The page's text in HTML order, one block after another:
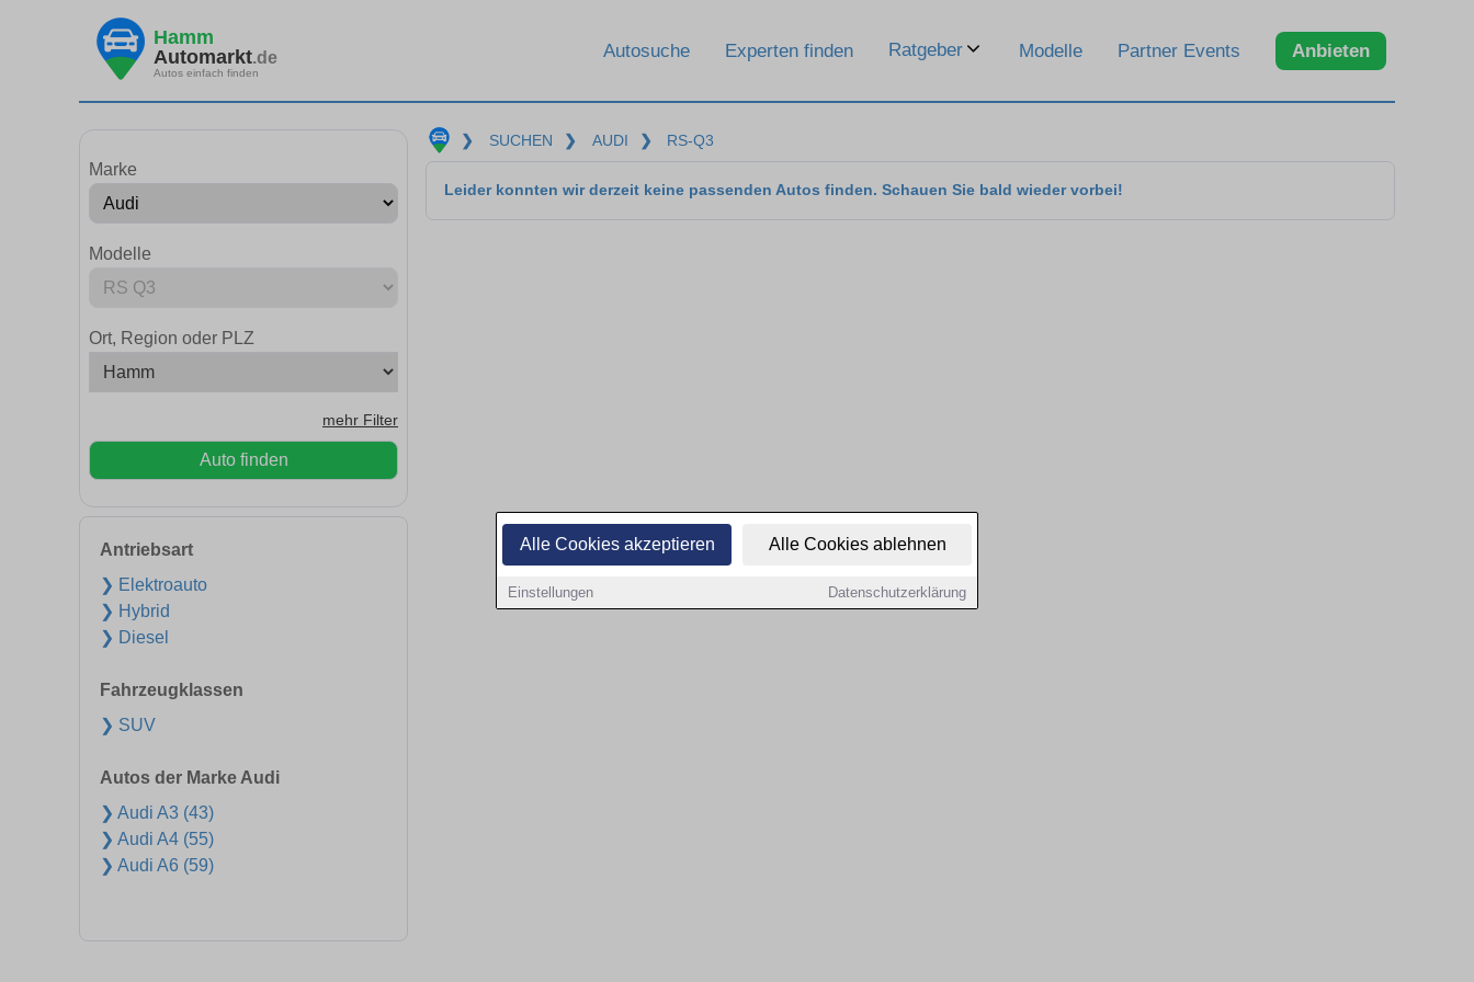
Alle Cookies akzeptieren Alle Cookies ablehnen
Einstellungen Datenschutzerklärung
Hamm
Automarkt.de
Autos einfach finden
Autosuche Experten finden Ratgeber Modelle Partner Events Anbieten
Marke
Modelle
Ort, Region oder PLZ
mehr Filter
Auto finden
Antriebsart
❯ Elektroauto
❯ Hybrid
❯ Diesel
Fahrzeugklassen
❯ SUV
Autos der Marke Audi
❯ Audi A3 (43)
❯ Audi A4 (55)
❯ Audi A6 (59)
❯ SUCHEN ❯ AUDI ❯ RS-Q3
Leider konnten wir derzeit keine passenden Autos finden. Schauen Sie bald wieder vorbei!